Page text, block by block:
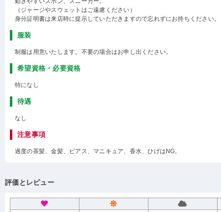
（ジャージやスウェットはご遠慮ください）
身分証明書は来店時に提示していただきますので忘れずにお持ちください。
服装
制服は用意いたします。不要の場合はお申し出ください。
希望資格・必要資格
特になし
待遇
なし
注意事項
過度の茶髪、金髪、ピアス、マニキュア、香水、ひげはNG。
評価とレビュー